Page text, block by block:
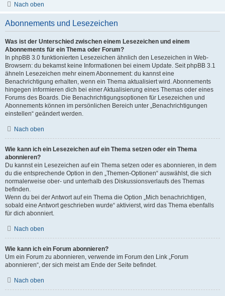
Nach oben
Abonnements und Lesezeichen
Was ist der Unterschied zwischen einem Lesezeichen und einem
Abonnements für ein Thema oder Forum?
In phpBB 3.0 funktionierten Lesezeichen ähnlich den Lesezeichen in Web-
Browsern: du bekamst keine Informationen bei einem Update. Seit phpBB 3.1
ähneln Lesezeichen mehr einem Abonnement: du kannst eine
Benachrichtigung erhalten, wenn ein Thema aktualisiert wird. Abonnements
hingegen informieren dich bei einer Aktualisierung eines Themas oder eines
Forums des Boards. Die Benachrichtigungsoptionen für Lesezeichen und
Abonnements können im persönlichen Bereich unter „Benachrichtigungen
einstellen“ geändert werden.
Nach oben
Wie kann ich ein Lesezeichen auf ein Thema setzen oder ein Thema
abonnieren?
Du kannst ein Lesezeichen auf ein Thema setzen oder es abonnieren, in dem
du die entsprechende Option in den „Themen-Optionen“ auswählst, die sich
normalerweise ober- und unterhalb des Diskussionsverlaufs des Themas
befinden.
Wenn du bei der Antwort auf ein Thema die Option „Mich benachrichtigen,
sobald eine Antwort geschrieben wurde“ aktivierst, wird das Thema ebenfalls
für dich abonniert.
Nach oben
Wie kann ich ein Forum abonnieren?
Um ein Forum zu abonnieren, verwende im Forum den Link „Forum
abonnieren“, der sich meist am Ende der Seite befindet.
Nach oben